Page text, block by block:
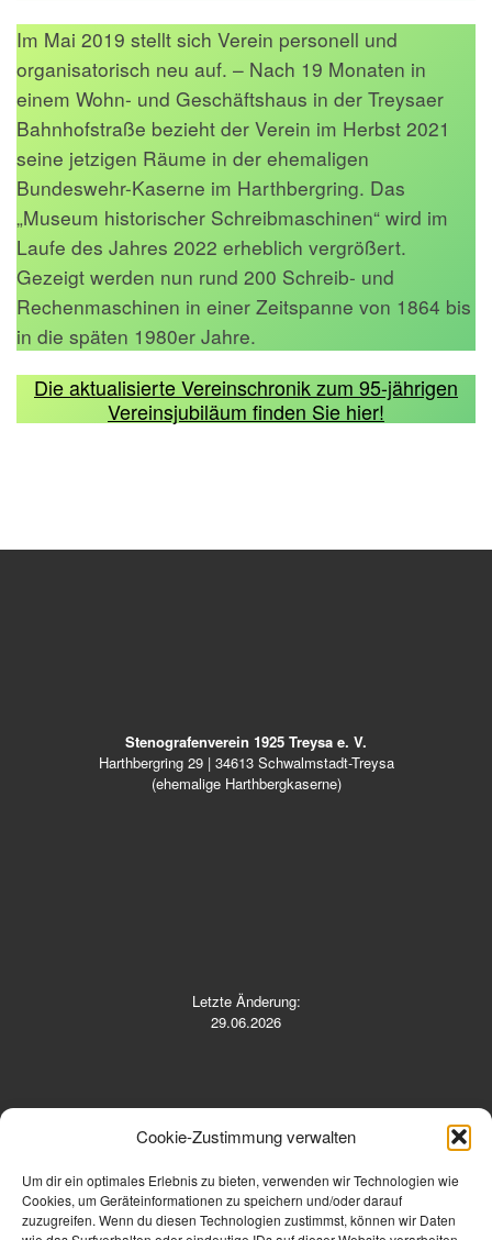
Cookie-Zustimmung verwalten
Um dir ein optimales Erlebnis zu bieten, verwenden wir Technologien wie
Cookies, um Geräteinformationen zu speichern und/oder darauf
zuzugreifen. Wenn du diesen Technologien zustimmst, können wir Daten
Im Mai 2019 stellt sich Verein personell und
organisatorisch neu auf. – Nach 19 Monaten in
einem Wohn- und Geschäftshaus in der Treysaer
Bahnhofstraße bezieht der Verein im Herbst 2021
seine jetzigen Räume in der ehemaligen
Bundeswehr-Kaserne im Harthbergring. Das
„Museum historischer Schreibmaschinen“ wird im
Laufe des Jahres 2022 erheblich vergrößert.
Gezeigt werden nun rund 200 Schreib- und
Rechenmaschinen in einer Zeitspanne von 1864 bis
in die späten 1980er Jahre.
Die aktualisierte Vereinschronik zum 95-jährigen
Vereinsjubiläum finden Sie hier!
Stenografenverein 1925 Treysa e. V.
Harthbergring 29 | 34613 Schwalmstadt-Treysa
(ehemalige Harthbergkaserne)
Letzte Änderung:
29.06.2026